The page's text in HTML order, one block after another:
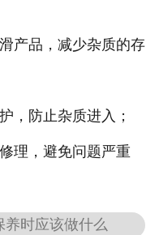
品，减少杂质的存
防止杂质进入；
，避免问题严重
养时应该做什么